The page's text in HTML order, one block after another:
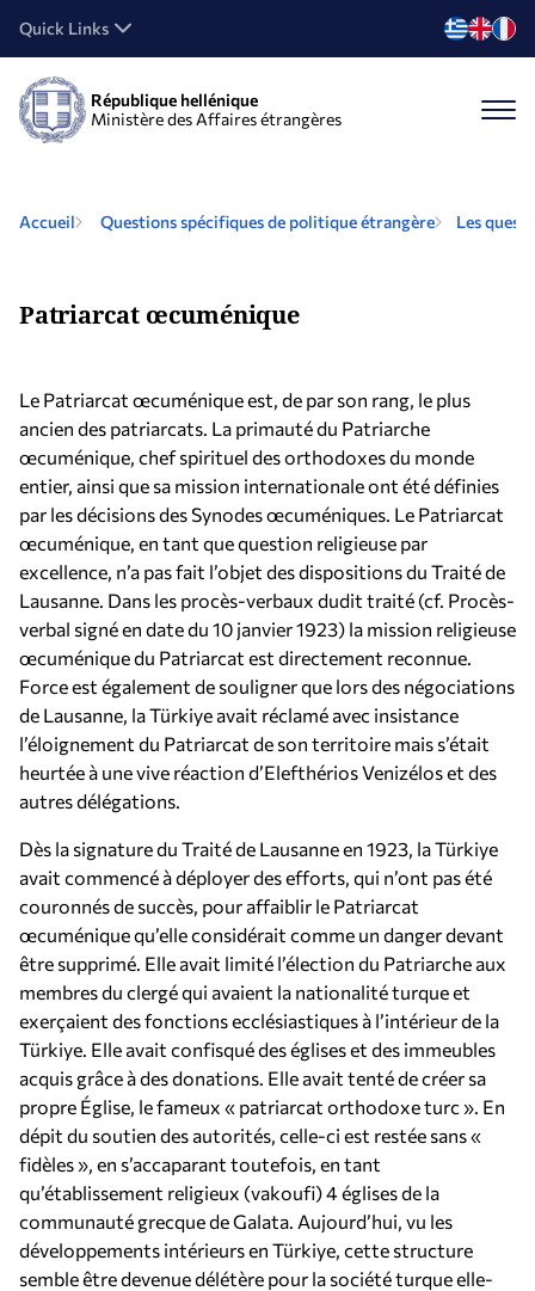
Quick Links
République hellénique
Ministère des Affaires étrangères
Accueil Questions spécifiques de politique étrangère Les
Patriarcat œcuménique
Le Patriarcat œcuménique est, de par son rang, le plus
ancien des patriarcats. La primauté du Patriarche
œcuménique, chef spirituel des orthodoxes du monde
entier, ainsi que sa mission internationale ont été définies
par les décisions des Synodes œcuméniques. Le Patriarcat
œcuménique, en tant que question religieuse par
excellence, n’a pas fait l’objet des dispositions du Traité de
Lausanne. Dans les procès-verbaux dudit traité (cf. Procès-
verbal signé en date du 10 janvier 1923) la mission religieuse
œcuménique du Patriarcat est directement reconnue.
Force est également de souligner que lors des négociations
de Lausanne, la Türkiye avait réclamé avec insistance
l’éloignement du Patriarcat de son territoire mais s’était
heurtée à une vive réaction d’Elefthérios Venizélos et des
autres délégations.
Dès la signature du Traité de Lausanne en 1923, la Türkiye
avait commencé à déployer des efforts, qui n’ont pas été
couronnés de succès, pour affaiblir le Patriarcat
œcuménique qu’elle considérait comme un danger devant
être supprimé. Elle avait limité l’élection du Patriarche aux
membres du clergé qui avaient la nationalité turque et
exerçaient des fonctions ecclésiastiques à l’intérieur de la
Türkiye. Elle avait confisqué des églises et des immeubles
acquis grâce à des donations. Elle avait tenté de créer sa
propre Église, le fameux « patriarcat orthodoxe turc ». En
dépit du soutien des autorités, celle-ci est restée sans «
fidèles », en s’accaparant toutefois, en tant
qu’établissement religieux (vakoufi) 4 églises de la
communauté grecque de Galata. Aujourd’hui, vu les
développements intérieurs en Türkiye, cette structure
semble être devenue délétère pour la société turque elle-